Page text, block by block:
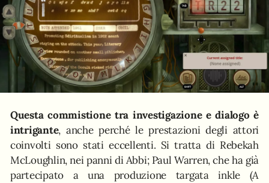
Questa commistione tra investigazione e dialogo è
intrigante, anche perché le prestazioni degli attori
coinvolti sono stati eccellenti. Si tratta di Rebekah
McLoughlin, nei panni di Abbi; Paul Warren, che ha già
partecipato a una produzione targata inkle (A